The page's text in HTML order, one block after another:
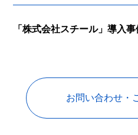
「株式会社スチール」導入事
お問い合わせ・